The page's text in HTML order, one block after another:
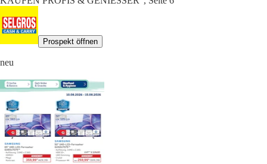
Prospekt öffnen
neu